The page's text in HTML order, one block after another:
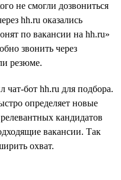
не смогли дозвониться
hh.ru оказались
по вакансии на hh.ru»
звонить через
резюме.
бот hh.ru для подбора.
определяет новые
кандидатов
вакансии. Так
охват.